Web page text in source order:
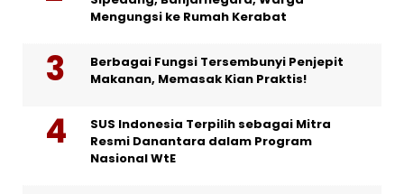
Mengungsi ke Rumah Kerabat
Berbagai Fungsi Tersembunyi Penjepit
Makanan, Memasak Kian Praktis!
SUS Indonesia Terpilih sebagai Mitra
Resmi Danantara dalam Program
Nasional WtE